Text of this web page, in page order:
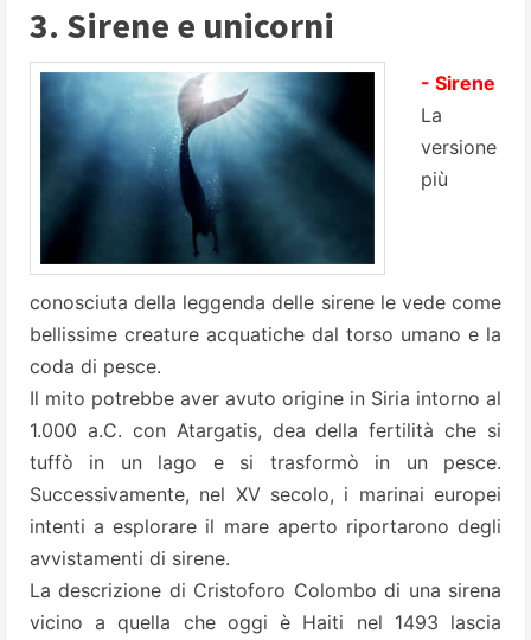
3. Sirene e unicorni
- Sirene
La
versione
più
conosciuta della leggenda delle sirene le vede come
bellissime creature acquatiche dal torso umano e la
coda di pesce.
Il mito potrebbe aver avuto origine in Siria intorno al
1.000 a.C. con Atargatis, dea della fertilità che si
tuffò in un lago e si trasformò in un pesce.
Successivamente, nel XV secolo, i marinai europei
intenti a esplorare il mare aperto riportarono degli
avvistamenti di sirene.
La descrizione di Cristoforo Colombo di una sirena
vicino a quella che oggi è Haiti nel 1493 lascia